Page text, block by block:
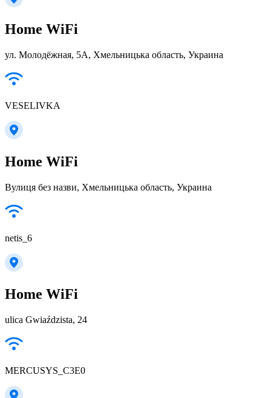
Home WiFi
ул. Молодёжная, 5А, Хмельницька область, Украина
VESELIVKA
Home WiFi
Вулиця без назви, Хмельницька область, Украина
netis_6
Home WiFi
ulica Gwiaździsta, 24
MERCUSYS_C3E0